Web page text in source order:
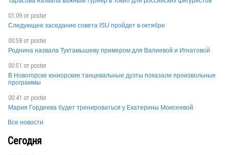
BEL
BEL
01:09 от poster
Следующее заседание совета ISU пройдет в октябре
00:58 от poster
Роднина назвала Туктамышеву примером для Валиевой и Игнатовой
00:51 от poster
В Новогорске юниорские танцевальные дуэты показали произвольные
программы
00:41 от poster
Мария Гордеева будет тренироваться у Екатерины Моисеевой
Все новости
Сегодня